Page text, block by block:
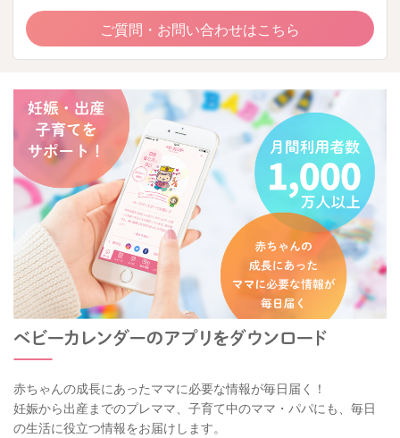
ご質問・お問い合わせはこちら
赤ちゃんの成長にあったママに必要な情報が毎日届く！
妊娠から出産までのプレママ、子育て中のママ・パパにも、毎日
の生活に役立つ情報をお届けします。